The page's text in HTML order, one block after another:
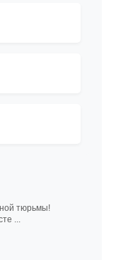
тюрьмы!
...